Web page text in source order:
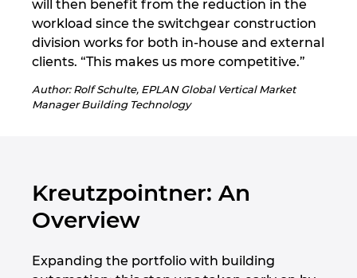
will then benefit from the reduction in the
workload since the switchgear construction
division works for both in-house and external
clients. “This makes us more competitive.”
Author: Rolf Schulte, EPLAN Global Vertical Market
Manager Building Technology
Kreutzpointner: An
Overview
Expanding the portfolio with building